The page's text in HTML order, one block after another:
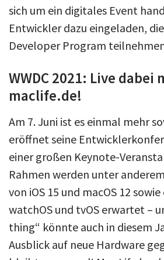
sich um ein digitales Event
Entwickler dazu eingeladen,
Developer Program
WWDC 2021: Live dabei
maclife.de!
Am 7. Juni ist es einmal mehr
eröffnet seine
einer großen Keynote-
Rahmen werden unter
von iOS 15 und macOS 12
watchOS und tvOS erwartet –
thing“ könnte auch in diesem
Ausblick auf neue Hardware